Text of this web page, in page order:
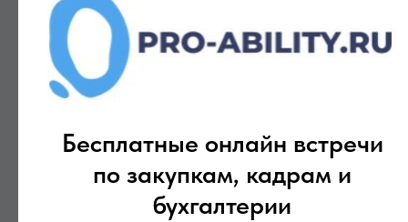
Бесплатные онлайн встречи
по закупкам, кадрам и
бухгалтерии
Как работникам, так и работодателям необходимо
знать и соблюдать установленные процедуры
перевода, чтобы избежать трудовых споров и
связанных с ними материальных потерь.